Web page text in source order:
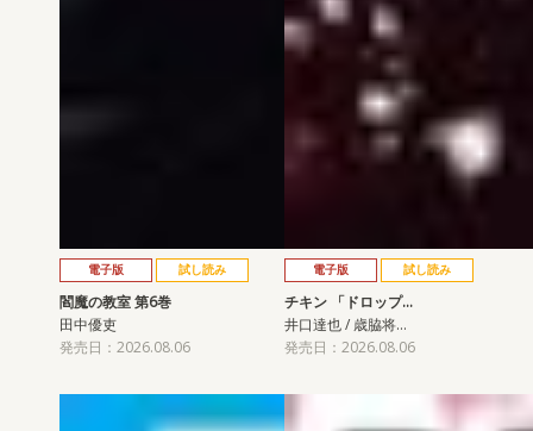
電子版 試し読み
閻魔の教室 第6巻
田中優吏
発売日：2026.08.06
電子版 試し読み
チキン 「ドロップ…
井口達也 / 歳脇将…
発売日：2026.08.06